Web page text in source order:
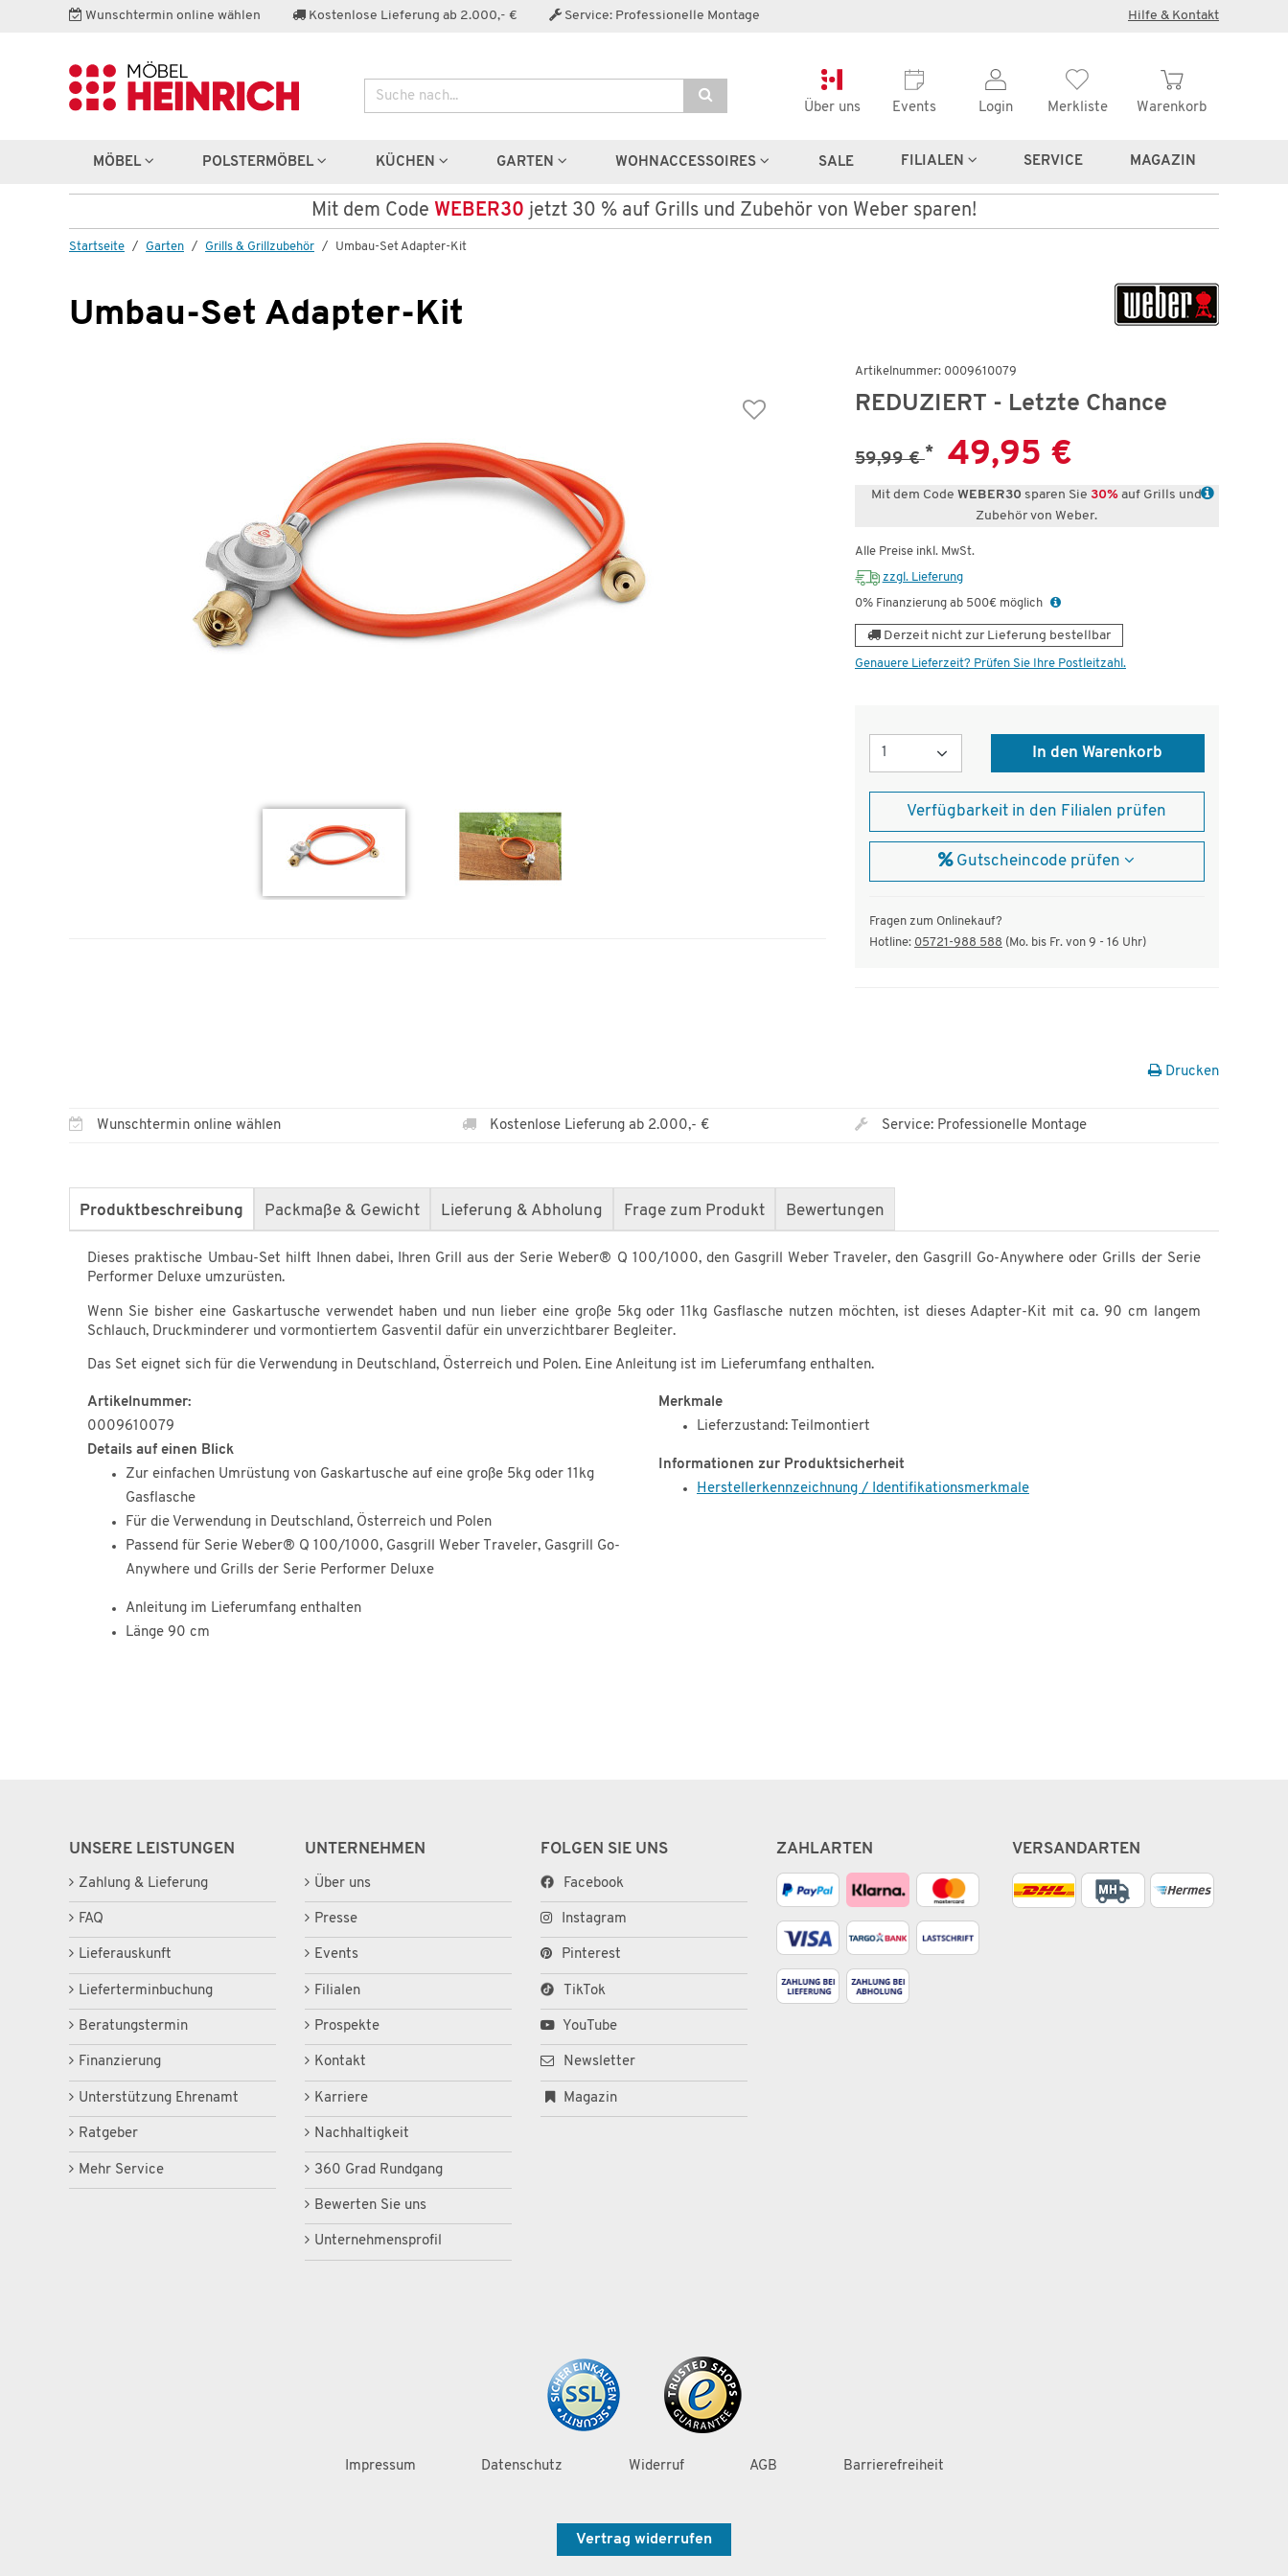
Wunschtermin online wählen Kostenlose Lieferung ab 2.000,- € Service: Professionelle Montage Hilfe & Kontakt
Suche
Über uns Events Login Merkliste Warenkorb
MÖBEL POLSTERMÖBEL KÜCHEN GARTEN WOHNACCESSOIRES SALE FILIALEN SERVICE MAGAZIN
Mit dem Code WEBER30 jetzt 30 % auf Grills und Zubehör von Weber sparen!
Startseite Garten Grills & Grillzubehör Umbau-Set Adapter-Kit
Umbau-Set Adapter-Kit
Artikelnummer: 0009610079
REDUZIERT - Letzte Chance
59,99 €* 49,95 €
Mit dem CodeWEBER30 sparen Sie 30% auf Grills und
Zubehör von Weber.
Alle Preise inkl. MwSt.
zzgl. Lieferung
0% Finanzierung ab 500€ möglich
Derzeit nicht zur Lieferung bestellbar
Genauere Lieferzeit? Prüfen Sie Ihre Postleitzahl.
Menge
In den Warenkorb
Der Artikel wurde in den Warenkorb gelegt:
Verfügbarkeit in den Filialen prüfen
Gutscheincode prüfen
Fragen zum Onlinekauf?
Hotline: 05721-988 588 (Mo. bis Fr. von 9 - 16 Uhr)
Drucken
Wunschtermin online wählen Kostenlose Lieferung ab 2.000,- € Service: Professionelle Montage
Produktbeschreibung Packmaße & Gewicht Lieferung & Abholung Frage zum Produkt Bewertungen
Dieses praktische Umbau-Set hilft Ihnen dabei, Ihren Grill aus der Serie Weber® Q 100/1000, den Gasgrill Weber Traveler, den Gasgrill Go-Anywhere oder Grills der Serie
Performer Deluxe umzurüsten.
Wenn Sie bisher eine Gaskartusche verwendet haben und nun lieber eine große 5kg oder 11kg Gasflasche nutzen möchten, ist dieses Adapter-Kit mit ca. 90 cm langem
Schlauch, Druckminderer und vormontiertem Gasventil dafür ein unverzichtbarer Begleiter.
Das Set eignet sich für die Verwendung in Deutschland, Österreich und Polen. Eine Anleitung ist im Lieferumfang enthalten.
Artikelnummer:
0009610079
Details auf einen Blick
Zur einfachen Umrüstung von Gaskartusche auf eine große 5kg oder 11kg
Gasflasche
Für die Verwendung in Deutschland, Österreich und Polen
Passend für Serie Weber® Q 100/1000, Gasgrill Weber Traveler, Gasgrill Go-
Anywhere und Grills der Serie Performer Deluxe
Anleitung im Lieferumfang enthalten
Länge 90 cm
Merkmale
Lieferzustand: Teilmontiert
Informationen zur Produktsicherheit
Herstellerkennzeichnung / Identifikationsmerkmale
UNSERE LEISTUNGEN
Zahlung & Lieferung
FAQ
Lieferauskunft
Lieferterminbuchung
Beratungstermin
Finanzierung
Unterstützung Ehrenamt
Ratgeber
Mehr Service
UNTERNEHMEN
Über uns
Presse
Events
Filialen
Prospekte
Kontakt
Karriere
Nachhaltigkeit
360 Grad Rundgang
Bewerten Sie uns
Unternehmensprofil
FOLGEN SIE UNS
Facebook
Instagram
Pinterest
TikTok
YouTube
Newsletter
Magazin
ZAHLARTEN VERSANDARTEN
Impressum Datenschutz Widerruf AGB Barrierefreiheit
Vertrag widerrufen